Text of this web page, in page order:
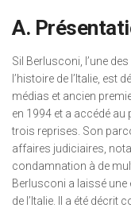
A.
Sil Berlusconi, l’une
l’histoire de l’Italie, est
médias et ancien
en 1994 et a accédé
trois reprises. Son
affaires judiciaires,
condamnation à de
Berlusconi a laissé une
de l’Italie. Il a été